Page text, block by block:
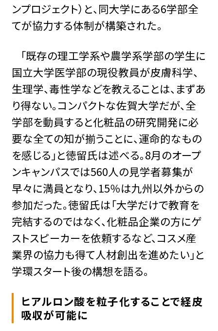
ンプロジェクト）と、同大学にある6学部全
てが協力する体制が構築された。
「既存の理工学系や農学系学部の学生に
国立大学医学部の現役教員が皮膚科学、
生理学、毒性学などを教えることは、まずあ
り得ない。コンパクトな佐賀大学だが、全
学部を動員すると化粧品の研究開発に必
要な全ての知が揃うことに、運命的なもの
を感じる」と徳留氏は述べる。8月のオープ
ンキャンパスでは560人の見学者募集が
早々に満員となり、15％は九州以外からの
参加だった。徳留氏は「大学だけで教育を
完結するのではなく、化粧品企業の方にゲ
ストスピーカーを依頼するなど、コスメ産
業界の協力も得て人材創出を進めたい」と
学環スタート後の構想を語る。
ヒアルロン酸を粒子化することで経皮
吸収が可能に